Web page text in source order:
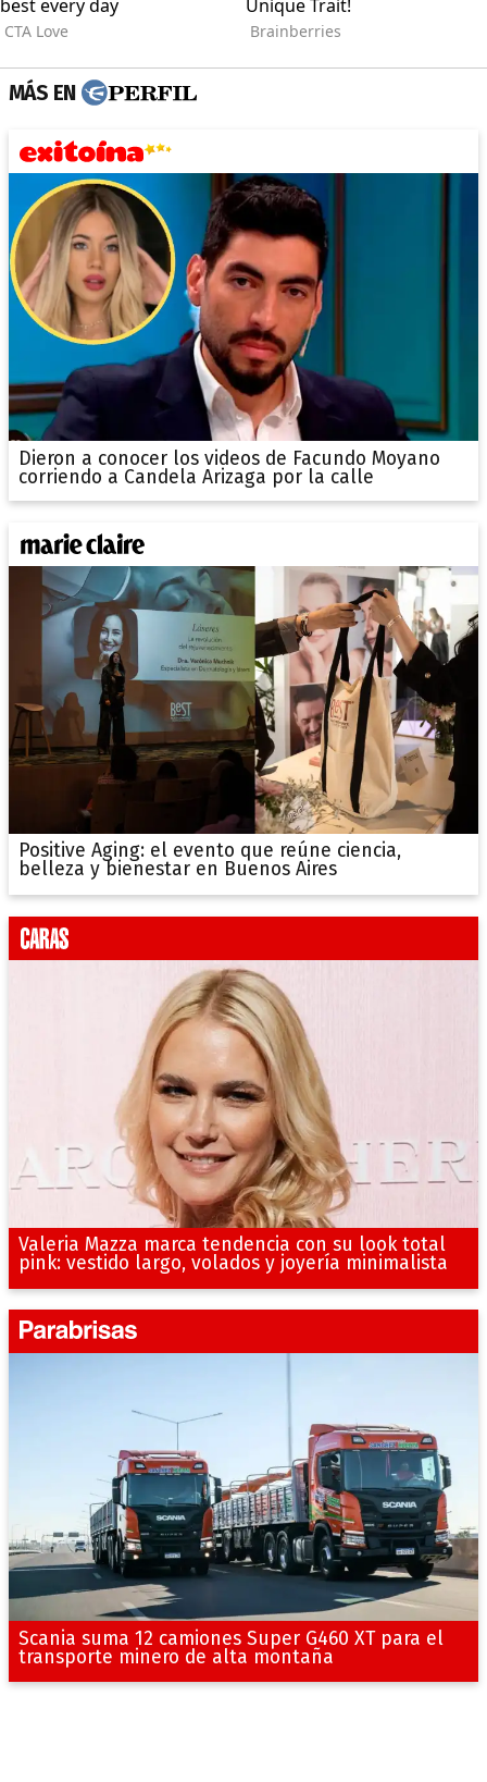
MÁS EN
Dieron a conocer los videos de Facundo Moyano
corriendo a Candela Arizaga por la calle
Positive Aging: el evento que reúne ciencia,
belleza y bienestar en Buenos Aires
Valeria Mazza marca tendencia con su look total
pink: vestido largo, volados y joyería minimalista
Scania suma 12 camiones Super G460 XT para el
transporte minero de alta montaña